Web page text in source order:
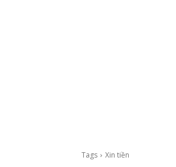
Tags Xin tiền